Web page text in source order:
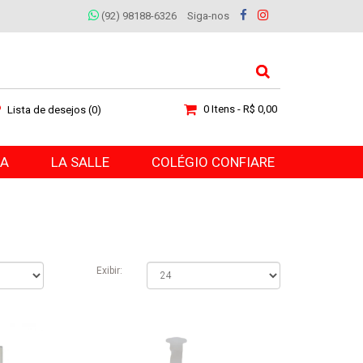
(92) 98188-6326 Siga-nos
Lista de desejos (0) 0 Itens - R$ 0,00
LA SALLE COLÉGIO CONFIARE
Exibir: